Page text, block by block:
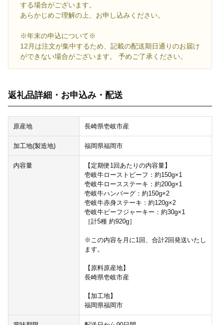
する場合がございます。
あらかじめご理解の上、お申し込みください。
※年末の申込について※
12月は注文が集中するため、記載の配送期日通りのお届け
ができない場合がございます。 予めご了承ください。
返礼品詳細・お申込み・配送
原産地 長崎県壱岐市産
加工地(製造地) 福岡県福岡市
内容量
【定期便1回あたりの内容量】
壱岐牛ローストビーフ：約150g×1
壱岐牛ロースステーキ：約200g×1
壱岐牛ハンバーグ：約150g×2
壱岐牛赤身ステーキ：約120g×2
壱岐牛ビーフジャーキー：約30g×1
［計5種 約920g］
※この内容を月に1回、合計2回発送いたし
ます。
【原料原産地】
長崎県壱岐市産
【加工地】
福岡県福岡市